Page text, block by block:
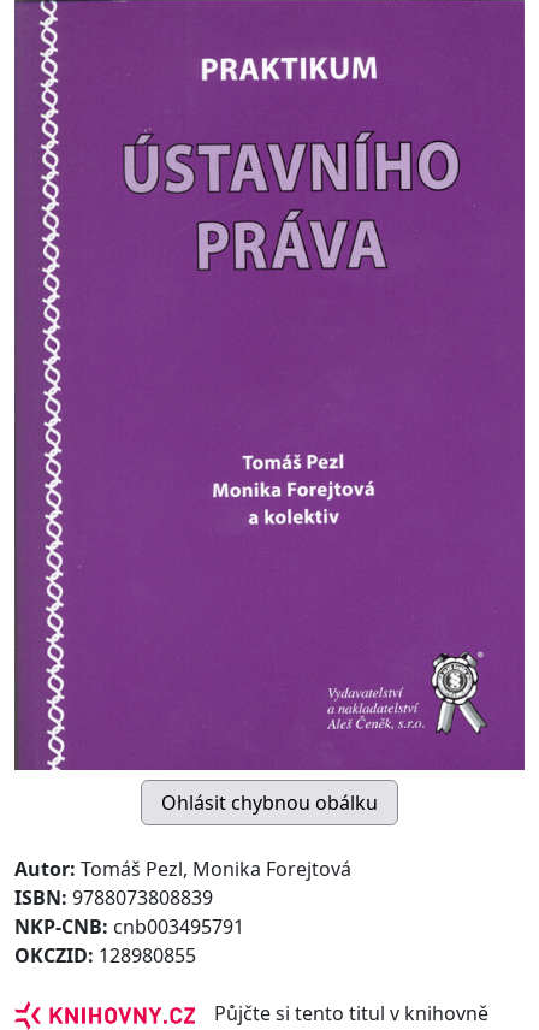
Autor: Tomáš Pezl, Monika Forejtová
ISBN: 9788073808839
NKP-CNB: cnb003495791
OKCZID: 128980855
Půjčte si tento titul v knihovně